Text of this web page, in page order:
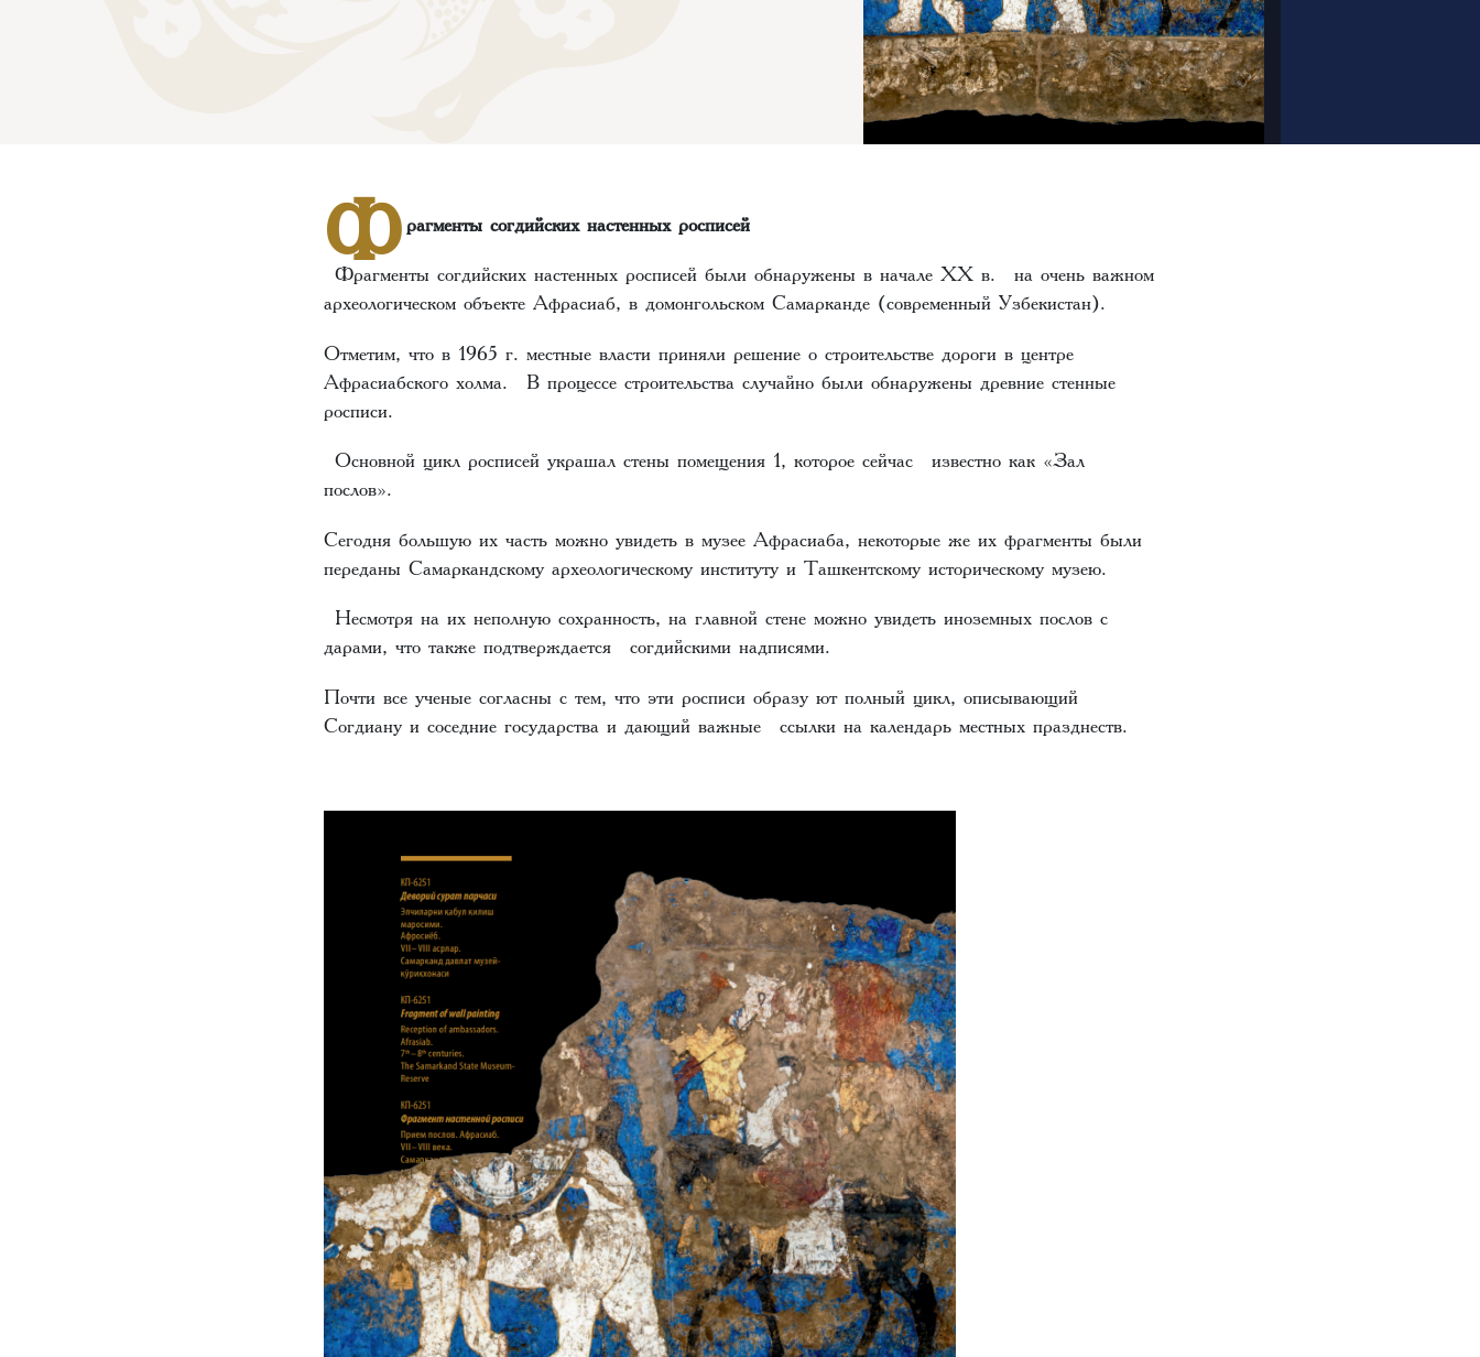
Ф рагменты согдийских настенных росписей
Фрагменты согдийских настенных росписей были обнаружены в начале ХХ в. на очень важном
археологическом объекте Афрасиаб, в домонгольском Самарканде (современный Узбекистан).
Отметим, что в 1965 г. местные власти приняли решение о строительстве дороги в центре
Афрасиабского холма. В процессе строительства случайно были обнаружены древние стенные
росписи.
Основной цикл росписей украшал стены помещения 1, которое сейчас известно как «Зал
послов».
Сегодня большую их часть можно увидеть в музее Афрасиаба, некоторые же их фрагменты были
переданы Самаркандскому археологическому институту и Ташкентскому историческому музею.
Несмотря на их неполную сохранность, на главной стене можно увидеть иноземных послов с
дарами, что также подтверждается согдийскими надписями.
Почти все ученые согласны с тем, что эти росписи образу ют полный цикл, описывающий
Согдиану и соседние государства и дающий важные ссылки на календарь местных празднеств.